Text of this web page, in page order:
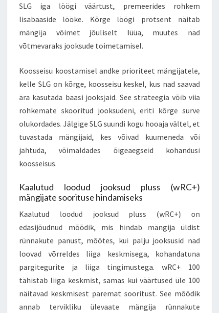
SLG iga löögi väärtust, premeerides rohkem
lisabaaside lööke. Kõrge löögi protsent näitab
mängija võimet jõuliselt lüüa, muutes nad
võtmevaraks jooksude toimetamisel.
Koosseisu koostamisel andke prioriteet mängijatele,
kelle SLG on kõrge, koosseisu keskel, kus nad saavad
ära kasutada baasi jooksjaid. See strateegia võib viia
rohkemate skooritud jooksudeni, eriti kõrge surve
olukordades. Jälgige SLG suundi kogu hooaja vältel, et
tuvastada mängijaid, kes võivad kuumeneda või
jahtuda, võimaldades õigeaegseid kohandusi
koosseisus.
Kaalutud loodud jooksud pluss (wRC+)
mängijate soorituse hindamiseks
Kaalutud loodud jooksud pluss (wRC+) on
edasijõudnud mõõdik, mis hindab mängija üldist
rünnakute panust, mõõtes, kui palju jooksusid nad
loovad võrreldes liiga keskmisega, kohandatuna
pargitegurite ja liiga tingimustega. wRC+ 100
tähistab liiga keskmist, samas kui väärtused üle 100
näitavad keskmisest paremat sooritust. See mõõdik
annab tervikliku ülevaate mängija rünnakute